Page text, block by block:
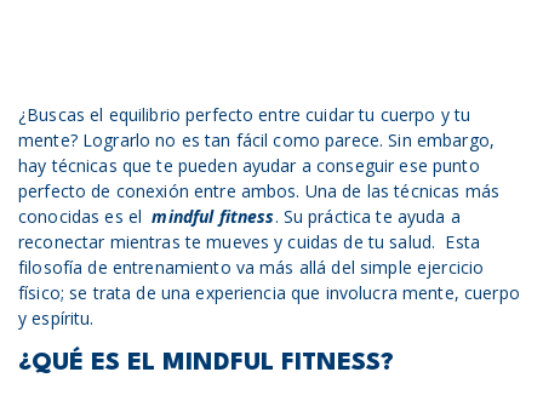
¿Buscas el equilibrio perfecto entre cuidar tu cuerpo y tu
mente? Lograrlo no es tan fácil como parece. Sin embargo,
hay técnicas que te pueden ayudar a conseguir ese punto
perfecto de conexión entre ambos. Una de las técnicas más
conocidas es elmindful fitness. Su práctica te ayuda a
reconectar mientras te mueves y cuidas de tu salud. Esta
filosofía de entrenamiento va más allá del simple ejercicio
físico; se trata de una experiencia que involucra mente, cuerpo
y espíritu.
¿QUÉ ES EL MINDFUL FITNESS?